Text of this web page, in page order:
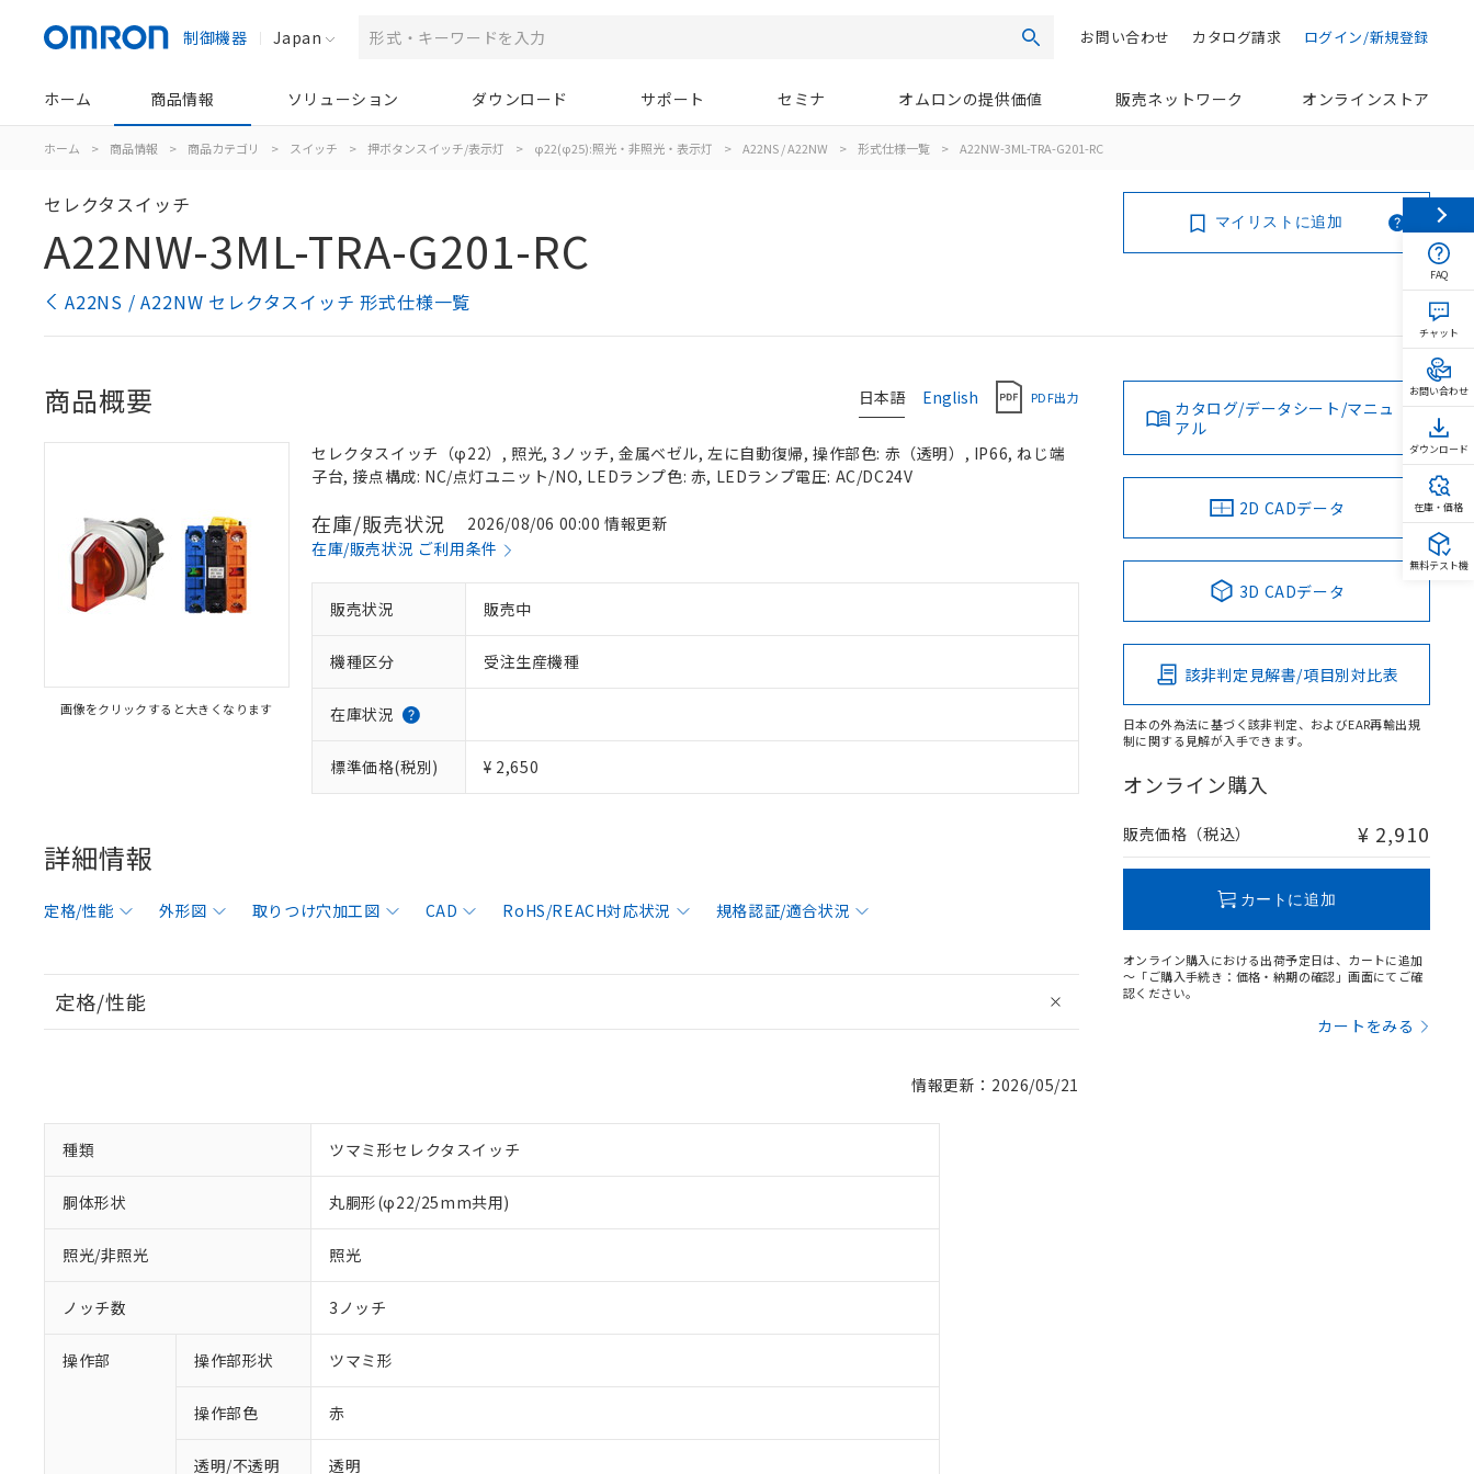
制御機器 Japan 検索 ログイン/新規登録
カタログ請求
お問い合わせ
ホーム 商品情報 ソリューション ダウンロード サポート セミナ オムロンの提供価値 販売ネットワーク オンラインストア
ホーム > 商品情報 > 商品カテゴリ > スイッチ > 押ボタンスイッチ/表示灯 > φ22(φ25):照光・非照光・表示灯 > A22NS / A22NW > 形式仕様一覧 > A22NW-3ML-TRA-G201-RC
セレクタスイッチ
A22NW-3ML-TRA-G201-RC
A22NS / A22NW セレクタスイッチ 形式仕様一覧
マイリストに追加
日本語 English PDF出力
商品概要
画像をクリックすると大きくなります
セレクタスイッチ（φ22）, 照光, 3ノッチ, 金属ベゼル, 左に自動復帰, 操作部色: 赤（透明）, IP66, ねじ端
子台, 接点構成: NC/点灯ユニット/NO, LEDランプ色: 赤, LEDランプ電圧: AC/DC24V
在庫/販売状況
2026/08/06 00:00 情報更新
在庫/販売状況 ご利用条件
販売状況 販売中
機種区分 受注生産機種
在庫状況
標準価格(税別) ¥ 2,650
詳細情報
定格/性能 外形図 取りつけ穴加工図 CAD RoHS/REACH対応状況 規格認証/適合状況
定格/性能
情報更新：2026/05/21
種類 ツマミ形セレクタスイッチ
胴体形状 丸胴形(φ22/25mm共用)
照光/非照光 照光
ノッチ数 3ノッチ
操作部 操作部形状 ツマミ形
操作部色 赤
透明/不透明 透明
カタログ/データシート/マニュ
アル
2D CADデータ
3D CADデータ
該非判定見解書/項目別対比表
日本の外為法に基づく該非判定、およびEAR再輸出規
制に関する見解が入手できます。
オンライン購入
販売価格（税込） ¥ 2,910
カートに追加
オンライン購入における出荷予定日は、カートに追加
～「ご購入手続き：価格・納期の確認」画面にてご確
認ください。
カートをみる
FAQ
チャット
お問い合わせ
ダウンロード
在庫・価格
無料テスト機